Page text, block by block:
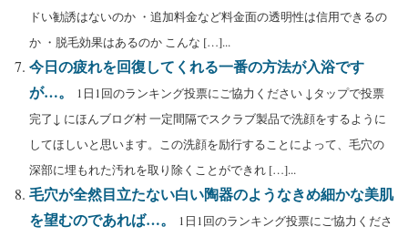
ドい勧誘はないのか ・追加料金など料金面の透明性は信用できるの
か ・脱毛効果はあるのか こんな […]...
今日の疲れを回復してくれる一番の方法が入浴です
が…。
1日1回のランキング投票にご協力ください ↓タップで投票
完了↓ にほんブログ村 一定間隔でスクラブ製品で洗顔をするように
してほしいと思います。この洗顔を励行することによって、毛穴の
深部に埋もれた汚れを取り除くことができれ […]...
毛穴が全然目立たない白い陶器のようなきめ細かな美肌
を望むのであれば…。
1日1回のランキング投票にご協力くださ